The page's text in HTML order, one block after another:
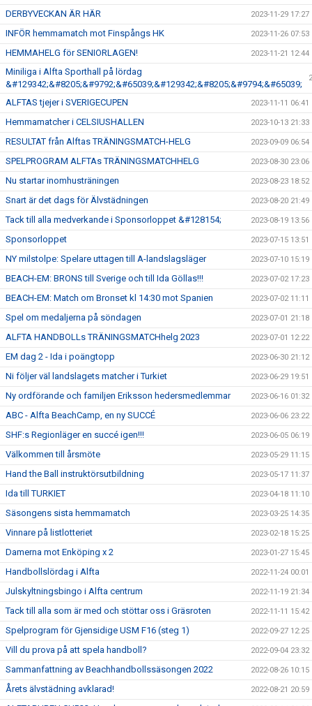
DERBYVECKAN ÄR HÄR 2023-11-29 17:27
INFÖR hemmamatch mot Finspångs HK 2023-11-26 07:53
HEMMAHELG för SENIORLAGEN! 2023-11-21 12:44
Miniliga i Alfta Sporthall på lördag
&#129342;&#8205;&#9792;&#65039;&#129342;&#8205;&#9794;&#65039;
ALFTAS tjejer i SVERIGECUPEN 2023-11-11 06:41
Hemmamatcher i CELSIUSHALLEN 2023-10-13 21:33
RESULTAT från Alftas TRÄNINGSMATCH-HELG 2023-09-09 06:54
SPELPROGRAM ALFTAs TRÄNINGSMATCHHELG 2023-08-30 23:06
Nu startar inomhusträningen 2023-08-23 18:52
Snart är det dags för Älvstädningen 2023-08-20 21:49
Tack till alla medverkande i Sponsorloppet &#128154; 2023-08-19 13:56
Sponsorloppet 2023-07-15 13:51
NY milstolpe: Spelare uttagen till A-landslagsläger 2023-07-10 15:19
BEACH-EM: BRONS till Sverige och till Ida Göllas!!! 2023-07-02 17:23
BEACH-EM: Match om Bronset kl 14:30 mot Spanien 2023-07-02 11:11
Spel om medaljerna på söndagen 2023-07-01 21:18
ALFTA HANDBOLLs TRÄNINGSMATCHhelg 2023 2023-07-01 12:22
EM dag 2 - Ida i poängtopp 2023-06-30 21:12
Ni följer väl landslagets matcher i Turkiet 2023-06-29 19:51
Ny ordförande och familjen Eriksson hedersmedlemmar 2023-06-16 01:32
ABC - Alfta BeachCamp, en ny SUCCÉ 2023-06-06 23:22
SHF:s Regionläger en succé igen!!! 2023-06-05 06:19
Välkommen till årsmöte 2023-05-29 11:15
Hand the Ball instruktörsutbildning 2023-05-17 11:37
Ida till TURKIET 2023-04-18 11:10
Säsongens sista hemmamatch 2023-03-25 14:35
Vinnare på listlotteriet 2023-02-18 15:25
Damerna mot Enköping x 2 2023-01-27 15:45
Handbollslördag i Alfta 2022-11-24 00:01
Julskyltningsbingo i Alfta centrum 2022-11-19 21:34
Tack till alla som är med och stöttar oss i Gräsroten 2022-11-11 15:42
Spelprogram för Gjensidige USM F16 (steg 1) 2022-09-27 12:25
Vill du prova på att spela handboll? 2022-09-04 23:32
Sammanfattning av Beachhandbollssäsongen 2022 2022-08-26 10:15
Årets älvstädning avklarad! 2022-08-21 20:59